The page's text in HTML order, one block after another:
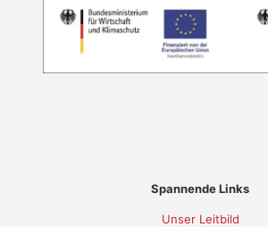
Spannende Links
Unser Leitbild